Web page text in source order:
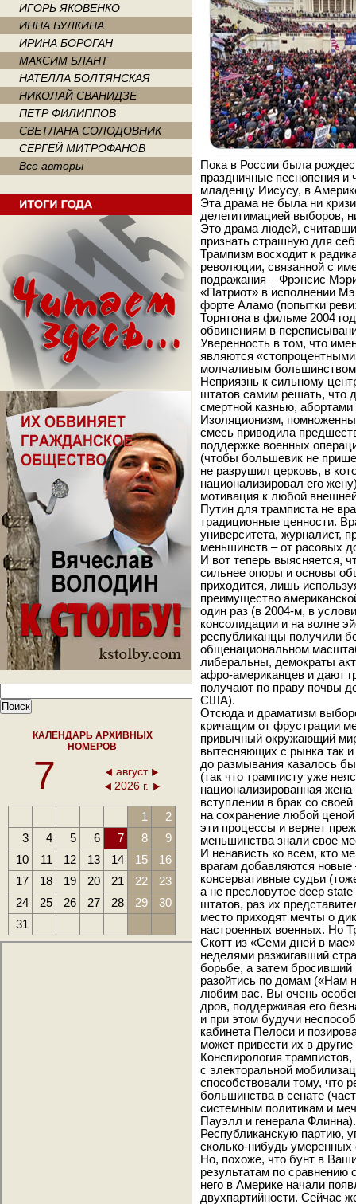
ИГОРЬ ЯКОВЕНКО
ИННА БУЛКИНА
ИРИНА БОРОГАН
МАКСИМ БЛАНТ
НАТЕЛЛА БОЛТЯНСКАЯ
НИКОЛАЙ СВАНИДЗЕ
ПЕТР ФИЛИППОВ
СВЕТЛАНА СОЛОДОВНИК
СЕРГЕЙ МИТРОФАНОВ
Все авторы
КАЛЕНДАРЬ АРХИВНЫХ
НОМЕРОВ
7
август
2026 г.
1
2
3
4 5 6 7 8
9
10
11 12 13 14 15
16
17
18 19 20 21 22
23
24
25 26 27 28 29
30
31
Пока в России была
праздничные песнопения и
младенцу Иисусу, в
Эта драма не была ни
делегитимацией выборов,
Это драма людей,
признать страшную для
Трампизм восходит к
революции, связанной с
подражания – Фрэнсис
«Патриот» в исполнении
форте Аламо (попытки
Торнтона в фильме 2004
обвинениям в
Уверенность в том, что
являются
молчаливым
Неприязнь к сильному
штатов самим решать, что
смертной казнью,
Изоляционизм,
смесь приводила
поддержке военных
(чтобы большевик не
не разрушил церковь, в
национализировал его
мотивация к любой
Путин для трамписта не
традиционные ценности.
университета, журналист,
меньшинств – от расовых
И вот теперь выясняется,
сильнее опоры и основы
приходится, лишь
преимущество
один раз (в 2004-м, в
консолидации и на волне
республиканцы получили
общенациональном
либеральны, демократы
афро-американцев и дают
получают по праву почвы
США).
Отсюда и драматизм
кричащим от фрустрации
привычный окружающий
вытесняющих с рынка так
до размывания казалось
(так что трамписту уже
национализированная
вступлении в брак со
на сохранение любой
эти процессы и вернет
меньшинства знали свое
И ненависть ко всем, кто
врагам добавляются новые
консервативные судьи
а не пресловутое deep
штатов, раз их
место приходят мечты о
настроенных военных. Но
Скотт из «Семи дней в
неделями разжигавший
борьбе, а затем бросивший
разойтись по домам («Нам
любим вас. Вы очень
дров, поддерживая его
и при этом будучи
кабинета Пелоси и
может привести их в
Конспирология
с электоральной
способствовали тому, что
большинства в сенате
системным политикам и
Пауэлл и генерала
Республиканскую партию,
сколько-нибудь умеренных
Но, похоже, что бунт в
результатам по
него в Америке начали
двухпартийности. Сейчас